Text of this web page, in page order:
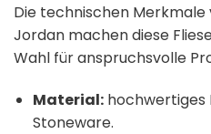
Die technischen
Jordan machen diese
Wahl für anspruchsvolle
Material:hochwertiges
Stoneware.